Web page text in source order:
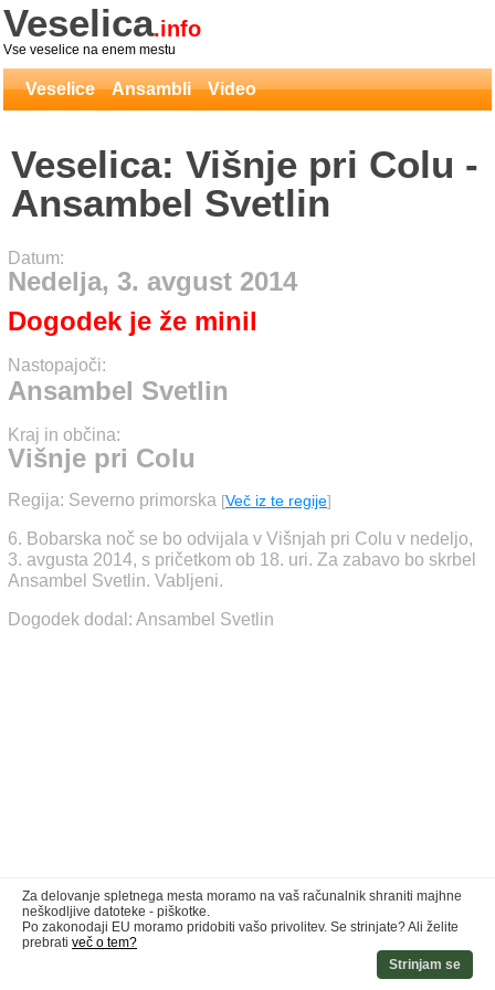
Veselica.info
Vse veselice na enem mestu
Veselice Ansambli Video
Veselica: Višnje pri Colu -
Ansambel Svetlin
Datum:
Nedelja, 3. avgust 2014
Dogodek je že minil
Nastopajoči:
Ansambel Svetlin
Kraj in občina:
Višnje pri Colu
Regija: Severno primorska [Več iz te regije]
6. Bobarska noč se bo odvijala v Višnjah pri Colu v nedeljo,
3. avgusta 2014, s pričetkom ob 18. uri. Za zabavo bo skrbel
Ansambel Svetlin. Vabljeni.
Dogodek dodal: Ansambel Svetlin
Za delovanje spletnega mesta moramo na vaš računalnik shraniti majhne
neškodljive datoteke - piškotke.
Po zakonodaji EU moramo pridobiti vašo privolitev. Se strinjate? Ali želite
prebrati več o tem?
Strinjam se